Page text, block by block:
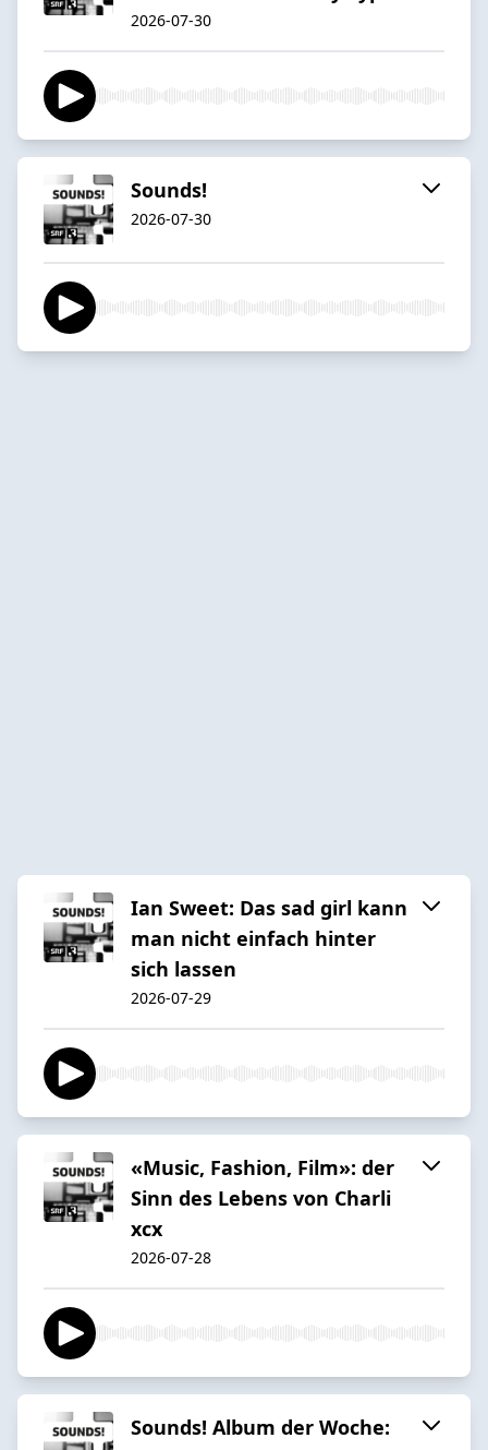
2026-07-30
Sounds!
2026-07-30
Ian Sweet: Das sad girl kann
man nicht einfach hinter
sich lassen
2026-07-29
«Music, Fashion, Film»: der
Sinn des Lebens von Charli
xcx
2026-07-28
Sounds! Album der Woche: